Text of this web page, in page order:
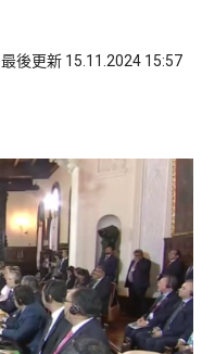
最後更新 15.11.2024 15:57